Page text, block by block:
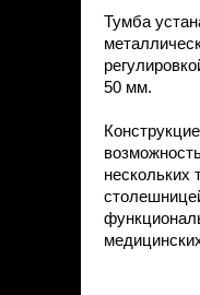
Тумба
50 мм.
нескольких